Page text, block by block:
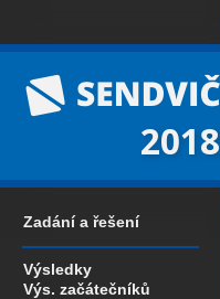
2018
Zadání a řešení
Výsledky
Výs. začátečníků